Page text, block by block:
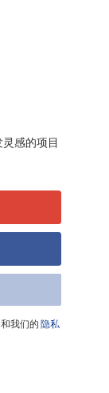
感的项目
和我们的隐私